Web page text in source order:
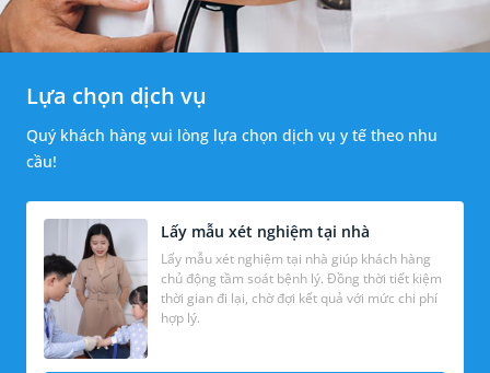
Lựa chọn dịch vụ
Quý khách hàng vui lòng lựa chọn dịch vụ y tế theo nhu
cầu!
Lấy mẫu xét nghiệm tại nhà
Lấy mẫu xét nghiệm tại nhà giúp khách hàng
chủ động tầm soát bệnh lý. Đồng thời tiết kiệm
thời gian đi lại, chờ đợi kết quả với mức chi phí
hợp lý.